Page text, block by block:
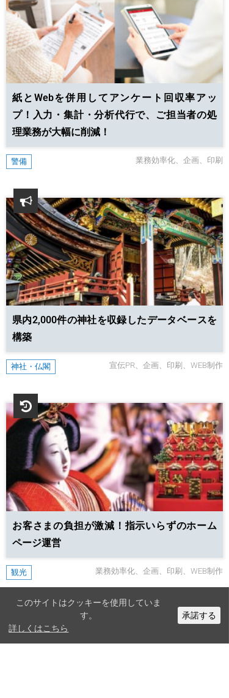
紙とWebを併用してアンケート回収率アッ
プ！ 入力・集計・分析代行で、ご担当者の処
理業務が大幅に削減！
警備 業務効率化 企画 印刷
県内2,000件の神社を収録したデータベースを
構築
神社・仏閣 宣伝PR 企画 印刷 WEB制作
お客さまの負担が激減！指示いらずのホーム
ページ運営
観光 業務効率化 企画 印刷 WEB制作
関連したサービス
このサイトはクッキーを使用していま
す。
承諾する
詳しくはこちら